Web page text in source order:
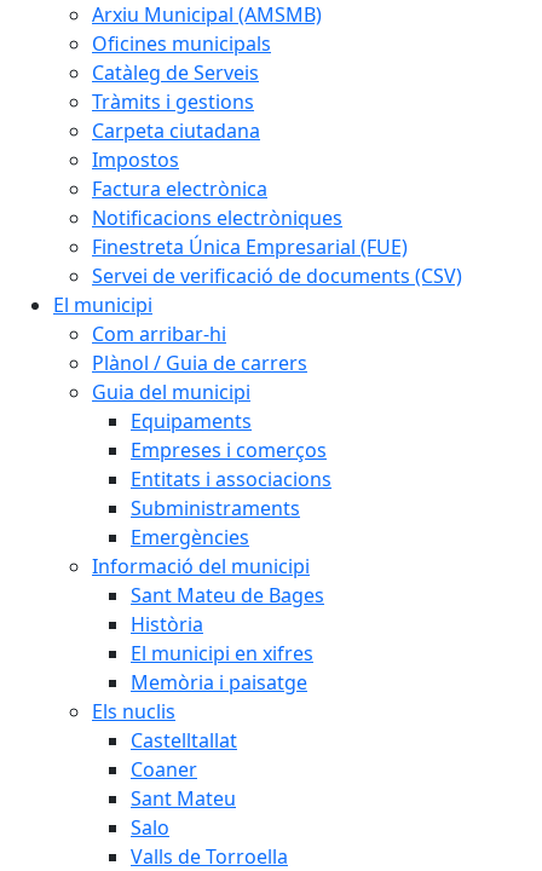
Arxiu Municipal (AMSMB)
Oficines municipals
Catàleg de Serveis
Tràmits i gestions
Carpeta ciutadana
Impostos
Factura electrònica
Notificacions electròniques
Finestreta Única Empresarial (FUE)
Servei de verificació de documents (CSV)
El municipi
Com arribar-hi
Plànol / Guia de carrers
Guia del municipi
Equipaments
Empreses i comerços
Entitats i associacions
Subministraments
Emergències
Informació del municipi
Sant Mateu de Bages
Història
El municipi en xifres
Memòria i paisatge
Els nuclis
Castelltallat
Coaner
Sant Mateu
Salo
Valls de Torroella